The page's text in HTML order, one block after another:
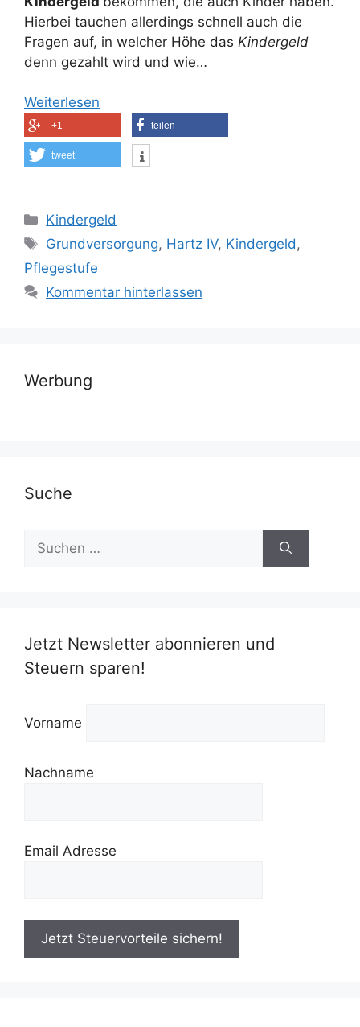
Hierbei tauchen allerdings schnell auch die
Fragen auf, in welcher Höhe das Kindergeld
denn gezahlt wird und wie…
Weiterlesen
+1 teilen
tweet
Kategorien
Kindergeld
Schlagwörter
Grundversorgung, Hartz IV, Kindergeld,
Pflegestufe
Kommentar hinterlassen
Werbung
Suche
Suchen
nach:
Jetzt Newsletter abonnieren und
Steuern sparen!
Vorname
Nachname
Email Adresse